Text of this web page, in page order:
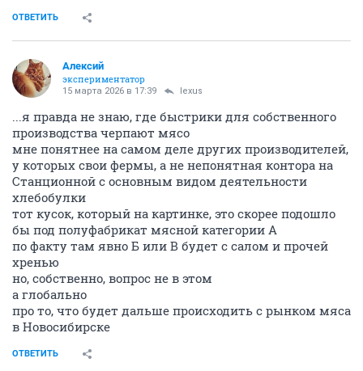
ОТВЕТИТЬ
Алексий
экспериментатор
15 марта 2026 в 17:39 lexus
...я правда не знаю, где быстрики для собственного
производства черпают мясо
мне понятнее на самом деле других производителей,
у которых свои фермы, а не непонятная контора на
Станционной с основным видом деятельности
хлебобулки
тот кусок, который на картинке, это скорее подошло
бы под полуфабрикат мясной категории А
по факту там явно Б или В будет с салом и прочей
хренью
но, собственно, вопрос не в этом
а глобально
про то, что будет дальше происходить с рынком мяса
в Новосибирске
ОТВЕТИТЬ